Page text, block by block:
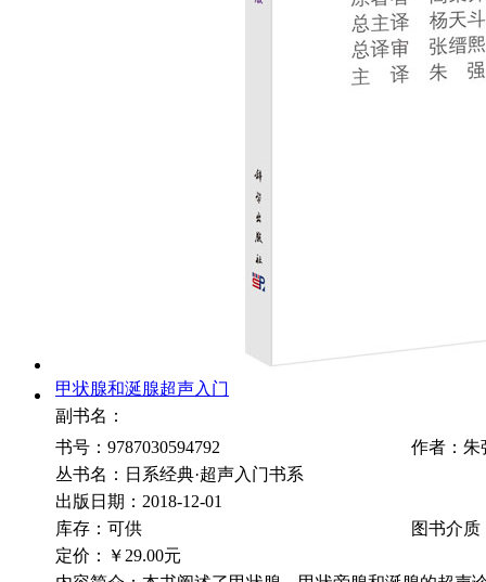
甲状腺和涎腺超声入门
副书名：
书号：9787030594792
作者：朱
丛书名：日系经典·超声入门书系
出版日期：2018-12-01
库存：可供
图书介质
定价：
￥29.00元